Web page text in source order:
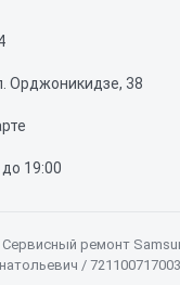
оплаты
Орджоникидзе, 38
19:00
ремонт
/